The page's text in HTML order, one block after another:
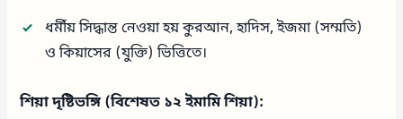
ধর্মীয় সিদ্ধান্ত নেওয়া হয় কুরআন, হাদিস, ইজমা (সম্মতি)
ও কিয়াসের (যুক্তি) ভিত্তিতে।
শিয়া দৃষ্টিভঙ্গি (বিশেষত ১২ ইমামি শিয়া):